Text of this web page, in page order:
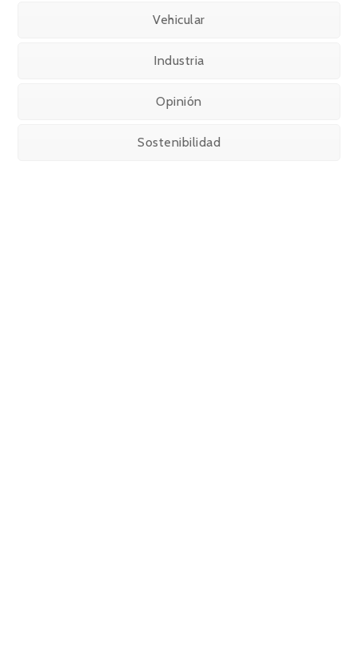
Vehicular
Industria
Opinión
Sostenibilidad